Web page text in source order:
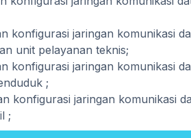
konfigurasi jaringan komunikasi
unit pelayanan teknis;
konfigurasi jaringan komunikasi
;
konfigurasi jaringan komunikasi
;